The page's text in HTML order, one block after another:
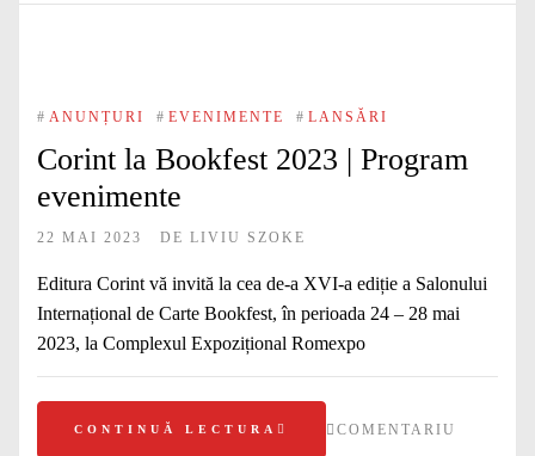
# ANUNȚURI # EVENIMENTE # LANSĂRI
Corint la Bookfest 2023 | Program
evenimente
22 MAI 2023 DE LIVIU SZOKE
Editura Corint vă invită la cea de-a XVI-a ediție a Salonului
Internațional de Carte Bookfest, în perioada 24 – 28 mai
2023, la Complexul Expozițional Romexpo
CONTINUĂ LECTURA COMENTARIU